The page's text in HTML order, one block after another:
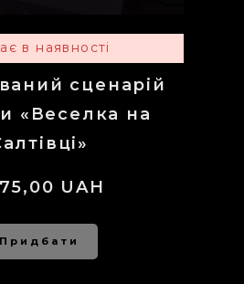
в наявності
сценарій
«Веселка на
UAH
Придбати